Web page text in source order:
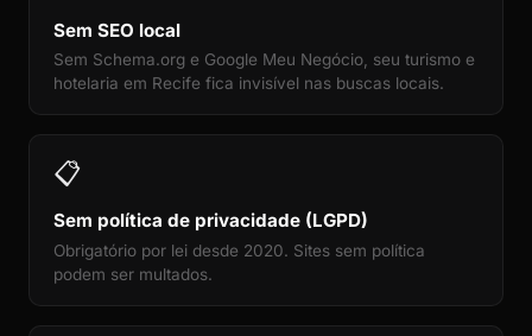
Sem SEO local
Sem Schema.org e Google Meu Negócio, seu turismo e
hotelaria em Recife fica invisível nas buscas locais.
📋
Sem política de privacidade (LGPD)
Obrigatório por lei desde 2020. Sites sem política
podem ser multados.